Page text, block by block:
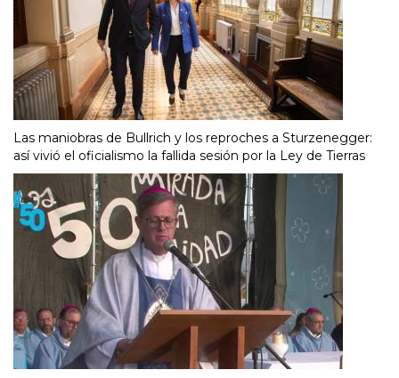
Las maniobras de Bullrich y los reproches a Sturzenegger:
así vivió el oficialismo la fallida sesión por la Ley de Tierras